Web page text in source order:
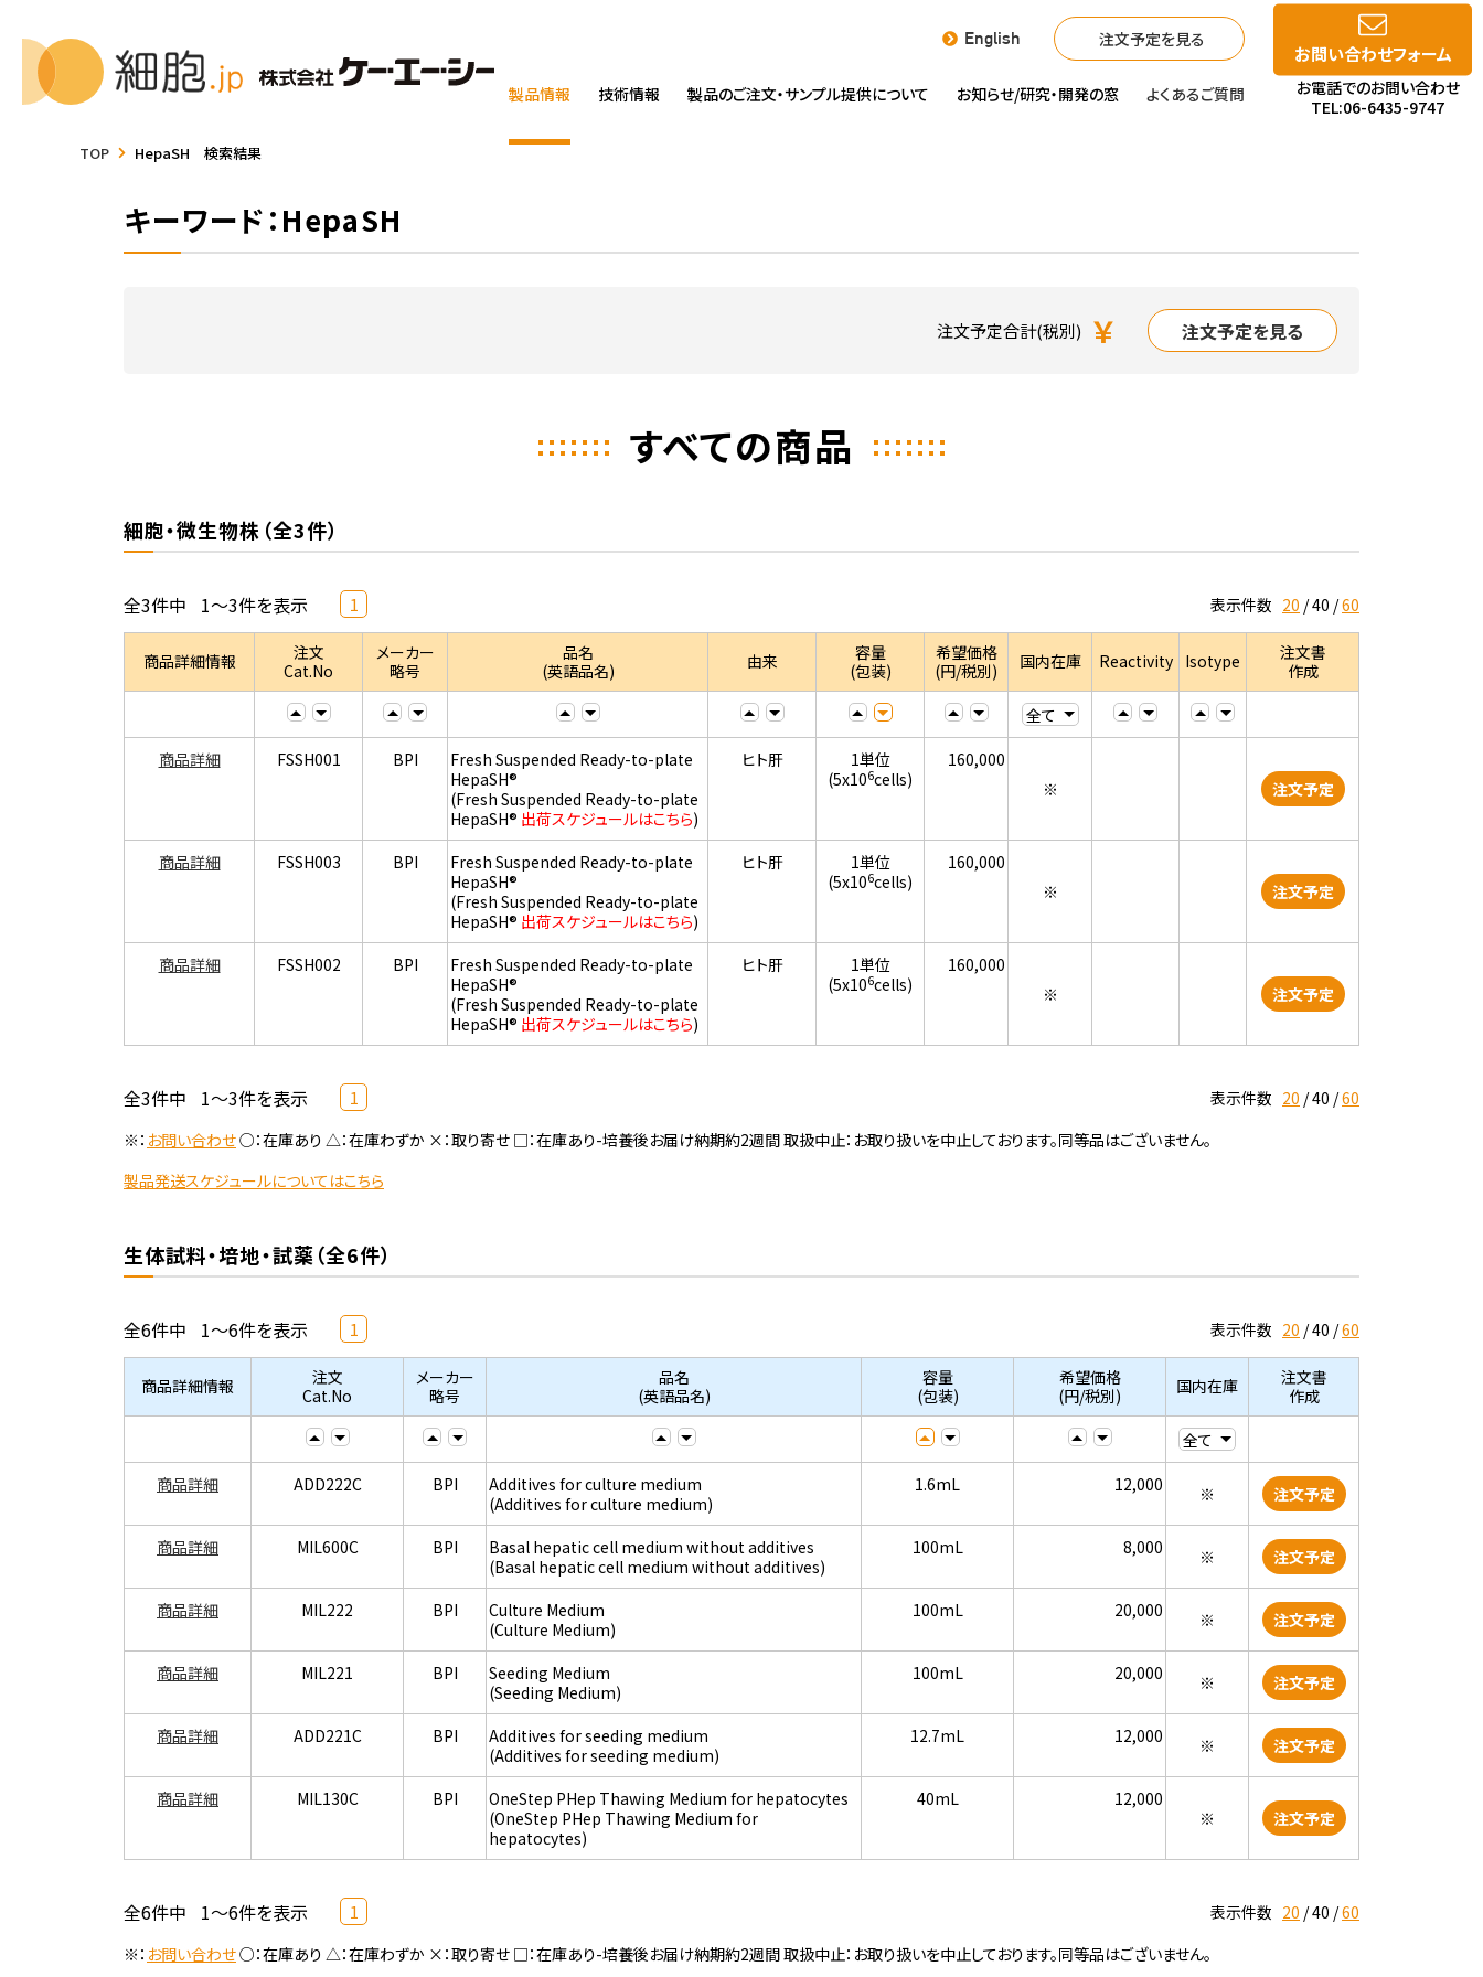
English 注文予定を見る
製品情報 技術情報 製品のご注文・サンプル提供について お知らせ/研究・開発の窓 よくあるご質問
お問い合わせフォーム
お電話でのお問い合わせ
TEL:06-6435-9747
TOP HepaSH 検索結果
キーワード：HepaSH
注文予定合計(税別) ￥ 注文予定を見る
すべての商品
細胞・微生物株（全3件）
全3件中 1～3件を表示 1 表示件数 20 40 60
商品詳細情報
注文
Cat.No
メーカー
略号
品名
(英語品名)
由来
容量
(包装)
希望価格
(円/税別)
国内在庫 Reactivity Isotype
注文書
作成
商品詳細 FSSH001 BPI
Fresh Suspended Ready-to-plate
HepaSH®
(Fresh Suspended Ready-to-plate
HepaSH® 出荷スケジュールはこちら)
ヒト肝
1単位
(5x106cells)
160,000
※
注文予定
商品詳細 FSSH003 BPI
Fresh Suspended Ready-to-plate
HepaSH®
(Fresh Suspended Ready-to-plate
HepaSH® 出荷スケジュールはこちら)
ヒト肝
1単位
(5x106cells)
160,000
※
注文予定
商品詳細 FSSH002 BPI
Fresh Suspended Ready-to-plate
HepaSH®
(Fresh Suspended Ready-to-plate
HepaSH® 出荷スケジュールはこちら)
ヒト肝
1単位
(5x106cells)
160,000
※
注文予定
全3件中 1～3件を表示 1 表示件数 20 40 60
※： お問い合わせ○：在庫あり △：在庫わずか ×：取り寄せ □：在庫あり-培養後お届け納期約2週間 取扱中止：お取り扱いを中止しております。同等品はございません。
製品発送スケジュールについてはこちら
生体試料・培地・試薬（全6件）
全6件中 1～6件を表示 1 表示件数 20 40 60
商品詳細情報
注文
Cat.No
メーカー
略号
品名
(英語品名)
容量
(包装)
希望価格
(円/税別)
国内在庫
注文書
作成
商品詳細 ADD222C BPI
Additives for culture medium
(Additives for culture medium)
1.6mL 12,000 ※ 注文予定
商品詳細 MIL600C BPI
Basal hepatic cell medium without additives
(Basal hepatic cell medium without additives)
100mL 8,000 ※ 注文予定
商品詳細 MIL222 BPI
Culture Medium
(Culture Medium)
100mL 20,000 ※ 注文予定
商品詳細 MIL221 BPI
Seeding Medium
(Seeding Medium)
100mL 20,000 ※ 注文予定
商品詳細 ADD221C BPI
Additives for seeding medium
(Additives for seeding medium)
12.7mL 12,000 ※ 注文予定
商品詳細 MIL130C BPI
OneStep PHep Thawing Medium for hepatocytes
(OneStep PHep Thawing Medium for
hepatocytes)
40mL
12,000
※
注文予定
全6件中 1～6件を表示 1 表示件数 20 40 60
※： お問い合わせ○：在庫あり △：在庫わずか ×：取り寄せ □：在庫あり-培養後お届け納期約2週間 取扱中止：お取り扱いを中止しております。同等品はございません。